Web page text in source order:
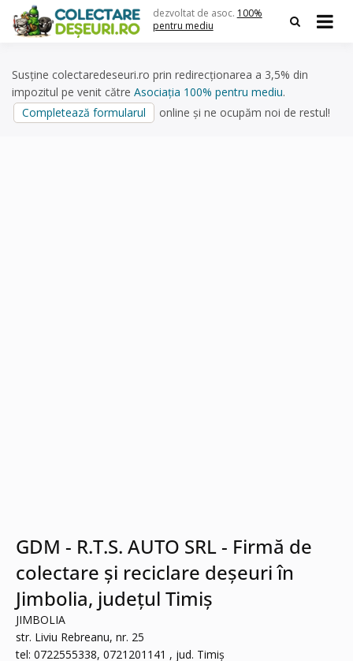
content
dezvoltat de asoc. 100%
pentru mediu
Susține colectaredeseuri.ro prin redirecționarea a 3,5% din
impozitul pe venit către Asociația 100% pentru mediu.
Completează formularul
online și ne ocupăm noi de restul!
GDM - R.T.S. AUTO SRL - Firmă de
colectare și reciclare deșeuri în
Jimbolia, județul Timiș
JIMBOLIA
str. Liviu Rebreanu, nr. 25
tel: 0722555338, 0721201141 , jud. Timiș